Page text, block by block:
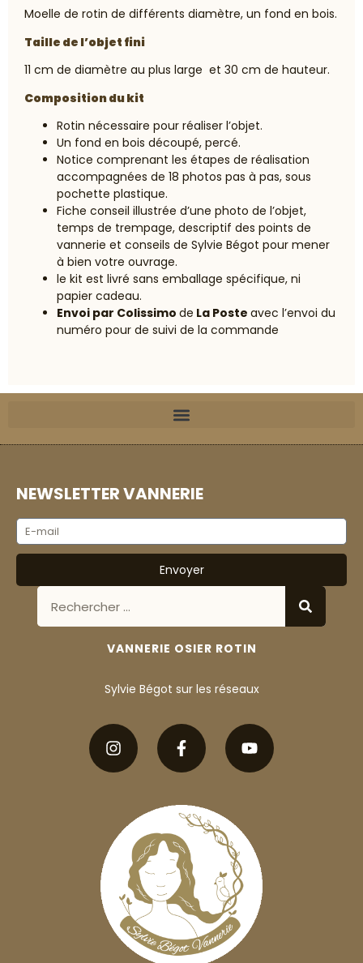
Moelle de rotin de différents diamètre, un fond en bois.
Taille de l’objet fini
11 cm de diamètre au plus large et 30 cm de hauteur.
Composition du kit
Rotin nécessaire pour réaliser l’objet.
Un fond en bois découpé, percé.
Notice comprenant les étapes de réalisation
accompagnées de 18 photos pas à pas, sous
pochette plastique.
Fiche conseil illustrée d’une photo de l’objet,
temps de trempage, descriptif des points de
vannerie et conseils de Sylvie Bégot pour mener
à bien votre ouvrage.
le kit est livré sans emballage spécifique, ni
papier cadeau.
Envoi par Colissimo de La Poste avec l’envoi du
numéro pour de suivi de la commande
NEWSLETTER VANNERIE
Envoyer
VANNERIE OSIER ROTIN
Sylvie Bégot sur les réseaux